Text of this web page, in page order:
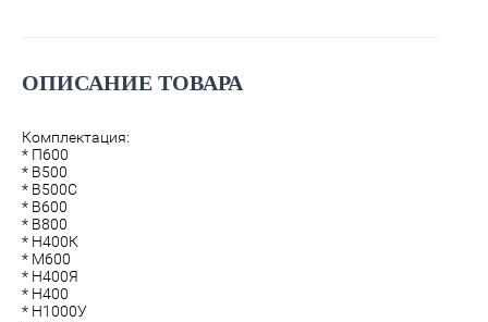
ОПИСАНИЕ ТОВАРА
Комплектация:
* П600
* В500
* В500С
* В600
* В800
* Н400К
* М600
* Н400Я
* Н400
* Н1000У